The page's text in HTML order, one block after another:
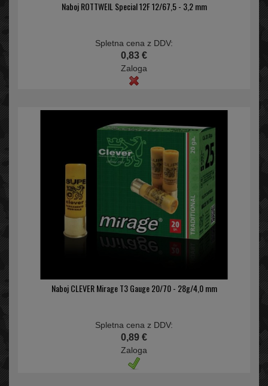
Naboj ROTTWEIL Special 12F 12/67,5 - 3,2 mm
Spletna cena z DDV:
0,83 €
Zaloga
Naboj CLEVER Mirage T3 Gauge 20/70 - 28g/4,0 mm
Spletna cena z DDV:
0,89 €
Zaloga